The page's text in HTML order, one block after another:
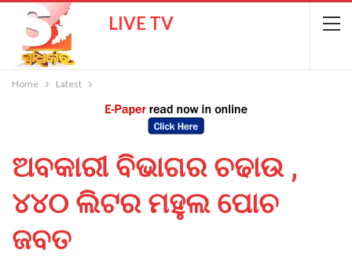
LIVE TV
Home Latest
ଅବକାରୀ ବିଭାଗର ଚଢାଉ ,
୪୪୦ ଲିଟର ମହୁଲ ପୋଚ
ଜବତ